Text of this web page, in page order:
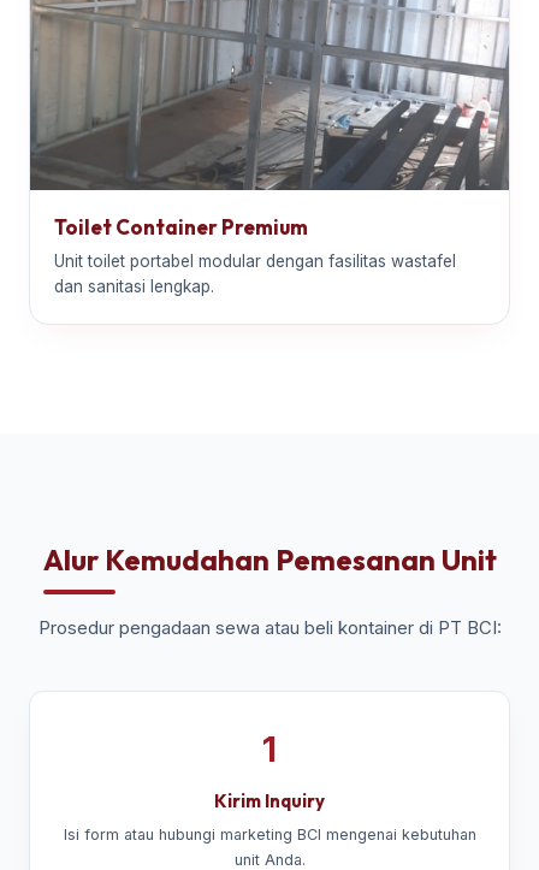
Toilet Container Premium
Unit toilet portabel modular dengan fasilitas wastafel
dan sanitasi lengkap.
Alur Kemudahan Pemesanan Unit
Prosedur pengadaan sewa atau beli kontainer di PT BCI:
1
Kirim Inquiry
Isi form atau hubungi marketing BCI mengenai kebutuhan
unit Anda.